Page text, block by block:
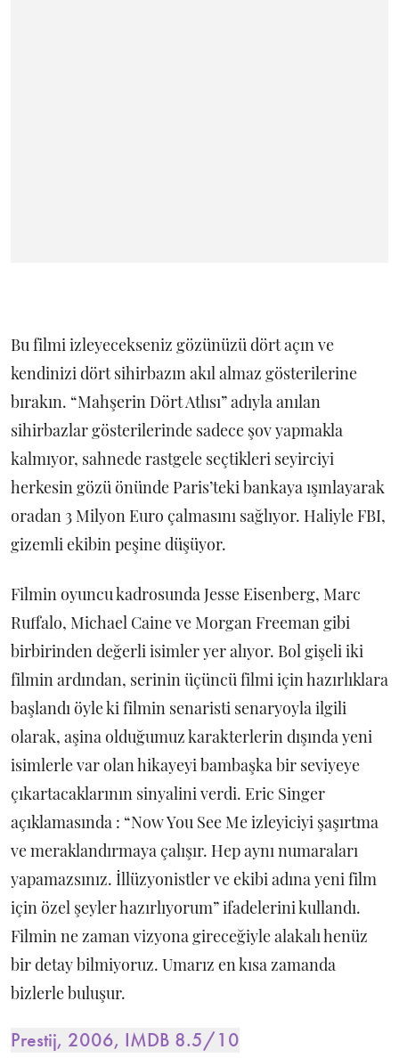
Bu filmi izleyecekseniz gözünüzü dört açın ve
kendinizi dört sihirbazın akıl almaz gösterilerine
bırakın. “Mahşerin Dört Atlısı” adıyla anılan
sihirbazlar gösterilerinde sadece şov yapmakla
kalmıyor, sahnede rastgele seçtikleri seyirciyi
herkesin gözü önünde Paris’teki bankaya ışınlayarak
oradan 3 Milyon Euro çalmasını sağlıyor. Haliyle FBI,
gizemli ekibin peşine düşüyor.
Filmin oyuncu kadrosunda Jesse Eisenberg, Marc
Ruffalo, Michael Caine ve Morgan Freeman gibi
birbirinden değerli isimler yer alıyor. Bol gişeli iki
filmin ardından, serinin üçüncü filmi için hazırlıklara
başlandı öyle ki filmin senaristi senaryoyla ilgili
olarak, aşina olduğumuz karakterlerin dışında yeni
isimlerle var olan hikayeyi bambaşka bir seviyeye
çıkartacaklarının sinyalini verdi. Eric Singer
açıklamasında : “Now You See Me izleyiciyi şaşırtma
ve meraklandırmaya çalışır. Hep aynı numaraları
yapamazsınız. İllüzyonistler ve ekibi adına yeni film
için özel şeyler hazırlıyorum” ifadelerini kullandı.
Filmin ne zaman vizyona gireceğiyle alakalı henüz
bir detay bilmiyoruz. Umarız en kısa zamanda
bizlerle buluşur.
Prestij, 2006, IMDB 8.5/10